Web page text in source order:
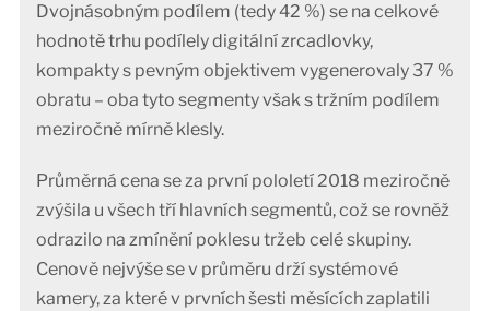
Dvojnásobným podílem (tedy 42 %) se na celkové
hodnotě trhu podílely digitální zrcadlovky,
kompakty s pevným objektivem vygenerovaly 37 %
obratu – oba tyto segmenty však s tržním podílem
meziročně mírně klesly.
Průměrná cena se za první pololetí 2018 meziročně
zvýšila u všech tří hlavních segmentů, což se rovněž
odrazilo na zmínění poklesu tržeb celé skupiny.
Cenově nejvýše se v průměru drží systémové
kamery, za které v prvních šesti měsících zaplatili